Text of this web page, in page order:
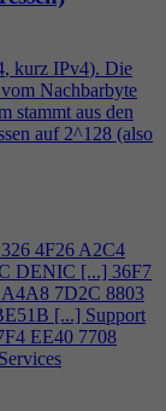
, kurz IPv4). Die
Nachbarbyte
stammt aus den
auf 2^128 (also
4F26 A2C4
DENIC [...] 36F7
4A8 7D2C 8803
[...] Support
4 EE40 7708